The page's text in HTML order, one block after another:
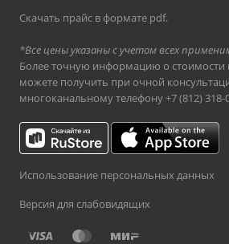
Скачать прайс в формате pdf.
*Все цены указаны с учетом всех
Более точную информацию о стоимости
можете получить при очной
многоканальному телефону+7 (812) 318-
Использование персональных данных
Версия для слабовидящих